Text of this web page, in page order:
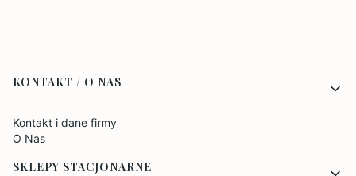
Linki w stopce
KONTAKT / O NAS
Kontakt i dane firmy
O Nas
SKLEPY STACJONARNE